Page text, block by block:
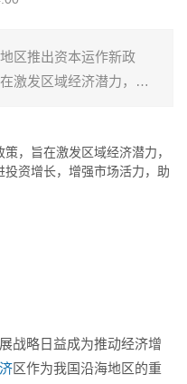
区推出资本运作新政
激发区域经济潜力，推
飞跃发展。...
，旨在激发区域经济潜力，
资增长，增强市场活力，助
战略日益成为推动经济增
区作为我国沿海地区的重